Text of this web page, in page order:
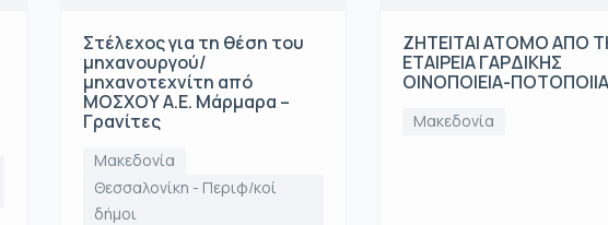
Στέλεχος για τη θέση του
μηχανουργού/
μηχανοτεχνίτη από
ΜΟΣΧΟΥ Α.Ε. Μάρμαρα –
Γρανίτες
Μακεδονία
Θεσσαλονίκη - Περιφ/κοί
δήμοι
ΖΗΤΕΙΤΑΙ ΑΤΟΜΟ ΑΠΟ
ΕΤΑΙΡΕΙΑ ΓΑΡΔΙΚΗΣ
ΟΙΝΟΠΟΙΕΙΑ-ΠΟΤΟΠΟΙΙΑ
Μακεδονία